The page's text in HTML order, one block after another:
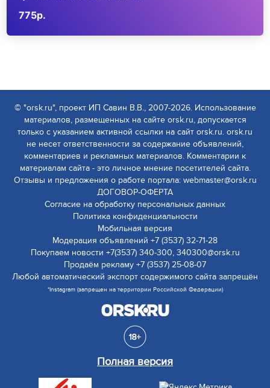
775р.
© "orsk.ru", проект ИП Савин В.В., 2007-2026. Использование
материалов, размещенных на сайте orsk.ru, допускается
только с указанием активной ссылки на сайт orsk.ru. orsk.ru
не несет ответственности за содержание объявлений,
комментариев и рекламных материалов. Комментарии к
материалам сайта - это личное мнение посетителей сайта.
Отзывы и предложения о работе портала: webmaster@orsk.ru
ДОГОВОР-ОФЕРТА
Согласие на обработку персональных данных
Политика конфиденциальности
Мобильная версия
Модерация объявлений +7 (3537) 32-71-28
Покупаем новости +7(3537) 340-300, 340300@orsk.ru
Продаём рекламу +7 (3537) 25-08-07
Любой автоматический экспорт содержимого сайта запрещён
*Instagram (запрещен на территории Российской Федерации)
Полная версия